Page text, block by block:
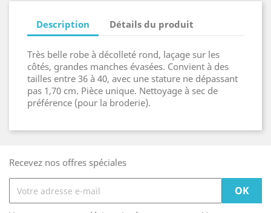
Description Détails du produit
Très belle robe à décolleté rond, laçage sur les
côtés, grandes manches évasées. Convient à des
tailles entre 36 à 40, avec une stature ne dépassant
pas 1,70 cm. Pièce unique. Nettoyage à sec de
préférence (pour la broderie).
Recevez nos offres spéciales